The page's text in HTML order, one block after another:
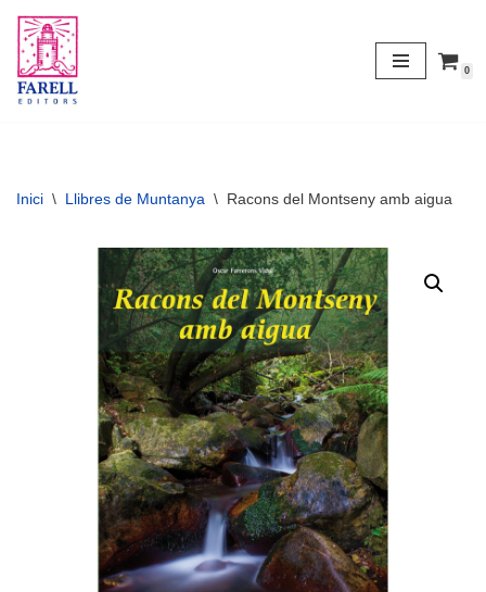
Vés
al
contingut
0
Inici \ Llibres de Muntanya \ Racons del Montseny amb aigua